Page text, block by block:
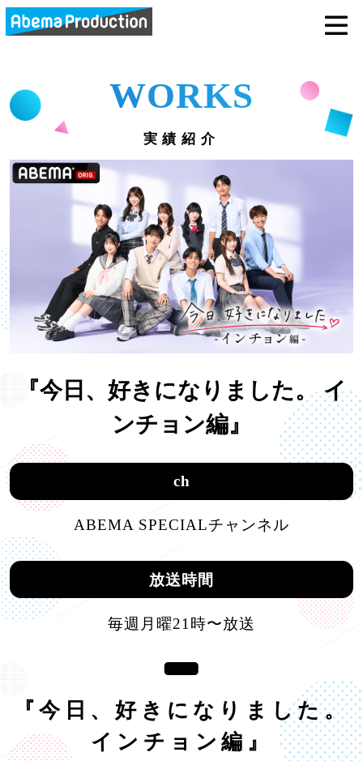
WORKS
実績紹介
『今日、好きになりました。 イ
ンチョン編』
ch
ABEMA SPECIALチャンネル
放送時間
毎週月曜21時〜放送
『今日、好きになりました。
インチョン編』